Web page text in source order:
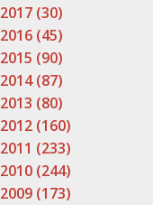
2017 (30)
2016 (45)
2015 (90)
2014 (87)
2013 (80)
2012 (160)
2011 (233)
2010 (244)
2009 (173)